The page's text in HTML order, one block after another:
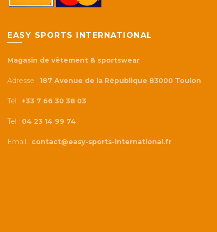
EASY SPORTS INTERNATIONAL
Magasin de vêtement & sportswear
Adresse : 187 Avenue de la République 83000 Toulon
Tel : +33 7 66 30 38 03
Tel : 04 23 14 99 74
Email : contact@easy-sports-international.fr